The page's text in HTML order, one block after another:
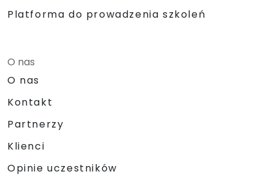
Platforma do prowadzenia szkoleń
O nas
O nas
Kontakt
Partnerzy
Klienci
Opinie uczestników